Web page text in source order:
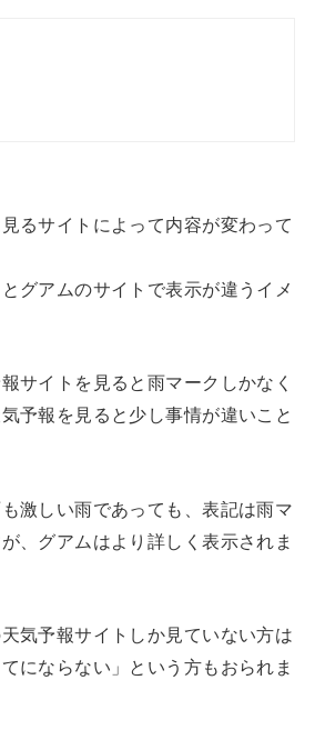
るサイトによって内容が変わって
グアムのサイトで表示が違うイメ
サイトを見ると雨マークしかなく
予報を見ると少し事情が違いこと
激しい雨であっても、表記は雨マ
、グアムはより詳しく表示されま
気予報サイトしか見ていない方は
にならない」という方もおられま